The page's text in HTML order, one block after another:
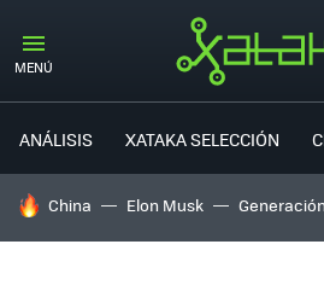
MENÚ
ANÁLISIS XATAKA SELECCIÓN
HOY SE HABLA DE
China Elon Musk